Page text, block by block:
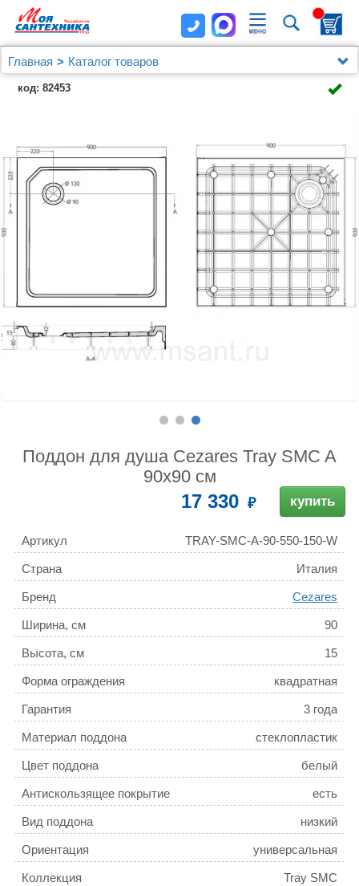
Главная
Каталог товаров
Душевые уголки, ограждения, поддоны
Душевые уголки (ограждения), шторки, двери и поддоны
код: 82453
Поддон для душа Cezares Tray SMC A
90x90 см
17 330 купить
Артикул TRAY-SMC-A-90-550-150-W
Страна Италия
Бренд Cezares
Ширина, см 90
Высота, см 15
Форма ограждения квадратная
Гарантия 3 года
Материал поддона стеклопластик
Цвет поддона белый
Антискользящее покрытие есть
Вид поддона низкий
Ориентация универсальная
Коллекция Tray SMC